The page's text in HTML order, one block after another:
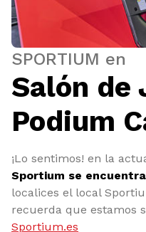
SPORTIUM en
Salón de
Podium
¡Lo sentimos! en la
Sportium se
localices el local
recuerda que estamos
Sportium.es